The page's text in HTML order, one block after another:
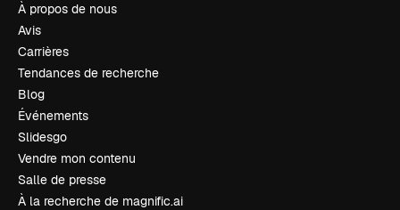
À propos de nous
Avis
Carrières
Tendances de recherche
Blog
Événements
Slidesgo
Vendre mon contenu
Salle de presse
À la recherche de magnific.ai